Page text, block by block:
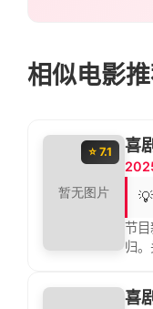
相似电影
⭐ 7.1 喜
💡
节
归
喜